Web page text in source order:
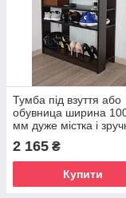
Тумба під взуття або
обувница ширина
мм дуже містка і
прекрасна в будь-
інтер'єрі
2 165 ₴
Купити